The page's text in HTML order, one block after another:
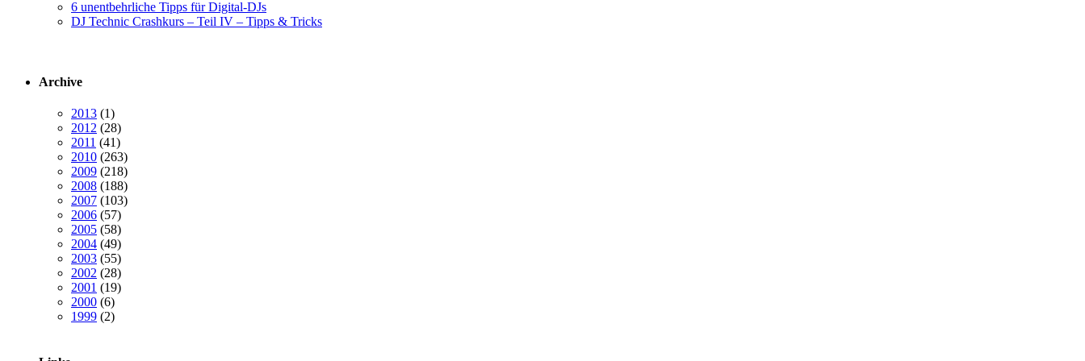
6 unentbehrliche Tipps für Digital-DJs
DJ Technic Crashkurs – Teil IV – Tipps & Tricks
Archive
2013 (1)
2012 (28)
2011 (41)
2010 (263)
2009 (218)
2008 (188)
2007 (103)
2006 (57)
2005 (58)
2004 (49)
2003 (55)
2002 (28)
2001 (19)
2000 (6)
1999 (2)